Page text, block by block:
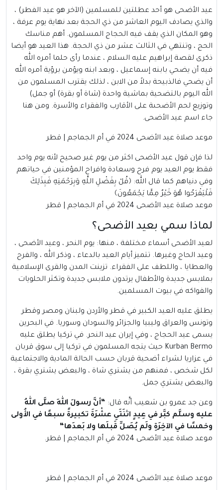
عيد الأضحى هو أحد عطلتين للمسلمين (الآخر هو عيد الفطر) ،
والذي يصادف اليوم العاشر من ذي الحجة بعد نهاية يوم عرفة ،
وهو المكان الذي يقف فيه الحجاج المسلمون. أهم مناسك
الحج ، وتنتهي في الثالث عشر من ذي الحجة. هذا العيد هو أيضا
ذكرى لقصة إبراهيم عليه السلام ، عندما رأى حلما أمره الله
فيه أن يضحي بابنه إسماعيل ، وبعد ابنه ويؤمن برؤية أمره الله
أن يضحي فالذبيحة بدلاً من الابن ، لذلك يقترب المسلمون من
الله اليوم بالتضحية بماشية واحدة (شاة أو بقرة) أو جمل)
وتوزيع لحم الأضحىة على الأقارب والفقراء والأسرة. ومن هنا
جاء اسم عيد الأضحى.
موعد صلاة عيد الأضحى 2024 في أم الجماجم | قطر
لذا فإن قول عيد الأضحى اكثر من يوم غير صحيح لأنه يوم واحد
فقط يوم العيد يوم فرح وسعادة وافراح المؤمنين في حياتهم
وفي دنياهم كما قال الله: ﴿قُلْ بِفَضْلِ اللَّهِ وَبِرَحْمَتِهِ فَبِذَلِكَ
فَلْيَفْرَحُوا هُوَ خَيْرٌ مِمَّا يَجْمَعُونَ﴾
موعد صلاة عيد الأضحى 2024 في أم الجماجم | قطر
لماذا سمي بعيد الأضحى؟
لعيد الأضحى أسماء مختلفة ، منها: يوم النحر ، وعيد الأضحى ،
وعيد الحاج وغيرها. تتميز أيام العيد بالدعاء ، وذكر الله ، والفرح
والعطايا ، واللطف على الفقراء. تزينت المدن والقرى الإسلامية
بملابس جديدة والأطفال يرتدون ملابس جديدة وتكثر الحلويات
والفواكه في بيوت المسلمين.
يطلق عليه العيد الكبير في قطر والأردن ولبنان ومصر وقطر
وتونس والعراق وليبيا والجزائر والسودان وسوريا. في البحرين
يسمى عيد الحجاج ، وفي إيران عيد النحر. في تركيا يطلق عليه
Kurban Bermo حيث يتجه المسلمون في تركيا إلى سوق قربان
في عزاريا لشراء أضحية قربان حسب الحالة المادية والاجتماعية
لكل شخص ، فمنهم من يشتري شاة ، والبعض يشتري بقرة ،
والبعض يشتري جمل.
وعن جد عمرو بن شعيب أنَّه قال: “أنَّ رسولَ اللهِ صلَّى اللهُ
عليه وسلَّم كبَّر في عِيدٍ اثنَتَي عشْرَةَ تكبيرةً سبعًا في الأُولى
وخمسًا في الآخِرَةِ ولَم يُصَلِّ قَبلَها ولا بَعدَها“
موعد صلاة عيد الأضحى 2024 في أم الجماجم | قطر.
موعد صلاة عيد الأضحى 2024 في أم الجماجم | قطر